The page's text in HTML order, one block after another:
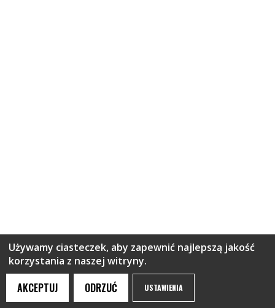
Używamy ciasteczek, aby zapewnić najlepszą jakość
korzystania z naszej witryny.
AKCEPTUJ ODRZUĆ USTAWIENIA